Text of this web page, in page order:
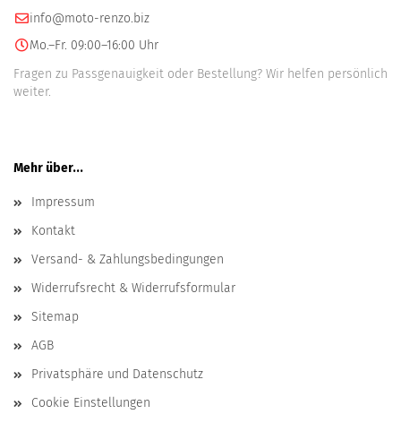
info@moto-renzo.biz
Mo.–Fr. 09:00–16:00 Uhr
Fragen zu Passgenauigkeit oder Bestellung? Wir helfen persönlich
weiter.
Mehr über...
Impressum
Kontakt
Versand- & Zahlungsbedingungen
Widerrufsrecht & Widerrufsformular
Sitemap
AGB
Privatsphäre und Datenschutz
Cookie Einstellungen